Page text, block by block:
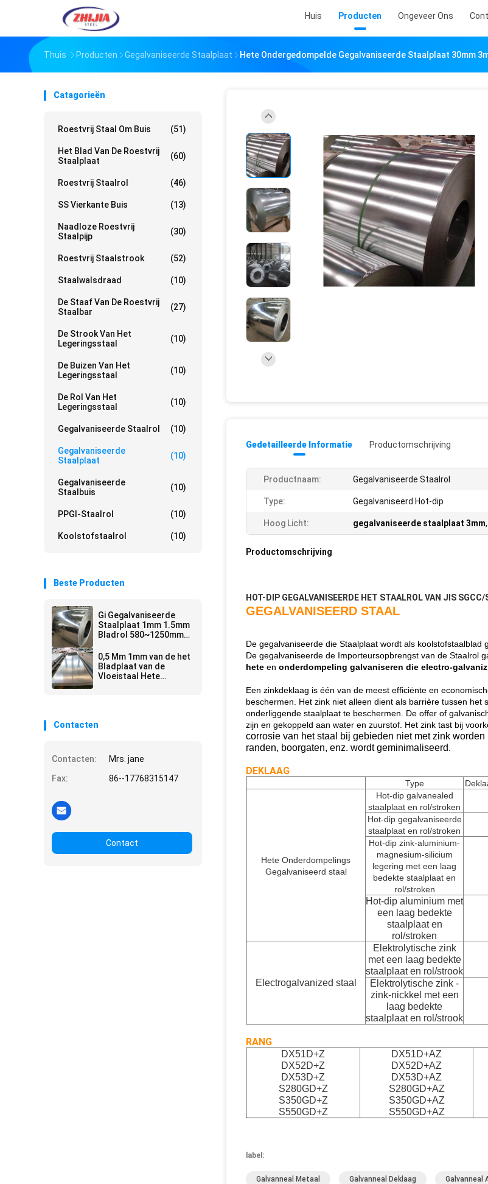
Huis Producten Ongeveer Ons
Thuis Producten Gegalvaniseerde Staalplaat Hete Ondergedompelde Gegalvaniseerde Staalplaat 30mm
Catagorieën
Roestvrij Staal Om Buis (51)
Het Blad Van De Roestvrij
Staalplaat
(60)
Roestvrij Staalrol (46)
SS Vierkante Buis (13)
Naadloze Roestvrij
Staalpijp
(30)
Roestvrij Staalstrook (52)
Staalwalsdraad (10)
De Staaf Van De Roestvrij
Staalbar
(27)
De Strook Van Het
Legeringsstaal
(10)
De Buizen Van Het
Legeringsstaal
(10)
De Rol Van Het
Legeringsstaal
(10)
Gegalvaniseerde Staalrol (10)
Gegalvaniseerde
Staalplaat
(10)
Gegalvaniseerde
Staalbuis
(10)
PPGI-Staalrol (10)
Koolstofstaalrol (10)
Beste Producten
Gi Gegalvaniseerde
Staalplaat 1mm 1.5mm
Bladrol 580~1250mm
0,5 Mm 1mm van de het
Bladplaat van de
Vloeistaal Hete
Contacten
Contacten:
Mrs. jane
Fax:
86--17768315147
Contact
Gedetailleerde Informatie Productomschrijving
Productnaam: Gegalvaniseerde Staalrol
Type: Gegalvaniseerd Hot-dip
Hoog Licht: gegalvaniseerde staalplaat 3mm,
Productomschrijving
HOT-DIP GEGALVANISEERDE HET STAALROL VAN JIS SGCC/
GEGALVANISEERD STAAL
De gegalvaniseerde die Staalplaat wordt als
De gegalvaniseerde de Importeursopbrengst van de Staalrol
hete en onderdompeling galvaniseren die electro-
Een zinkdeklaag is één van de meest efficiënte en
beschermen. Het zink niet alleen dient als barrière tussen
onderliggende staalplaat te beschermen. De offer of
zijn en gekoppeld aan water en zuurstof. Het zink tast bij
corrosie van het staal bij gebieden niet met zink
randen, boorgaten, enz. wordt geminimaliseerd.
DEKLAAG
Type
Hete Onderdompelings
Gegalvaniseerd staal
Hot-dip galvanealed
staalplaat en rol/stroken
Hot-dip gegalvaniseerde
staalplaat en rol/stroken
Hot-dip zink-aluminium-
magnesium-silicium
legering met een laag
bedekte staalplaat en
rol/stroken
Hot-dip aluminium met
een laag bedekte
staalplaat en
rol/stroken
Electrogalvanized staal
Elektrolytische zink
met een laag bedekte
staalplaat en rol/strook
Elektrolytische zink -
zink-nickkel met een
laag bedekte
staalplaat en rol/strook
RANG
DX51D+Z
DX52D+Z
DX53D+Z
S280GD+Z
S350GD+Z
S550GD+Z
DX51D+AZ
DX52D+AZ
DX53D+AZ
S280GD+AZ
S350GD+AZ
S550GD+AZ
label:
Galvanneal Metaal Galvanneal Deklaag Galvanneal